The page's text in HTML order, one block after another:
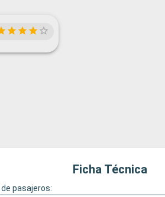
Ficha Técnica
de pasajeros: